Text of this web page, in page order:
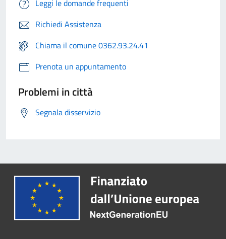
Leggi le domande frequenti
Richiedi Assistenza
Chiama il comune 0362.93.24.41
Prenota un appuntamento
Problemi in città
Segnala disservizio